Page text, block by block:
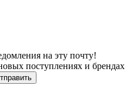
на эту почту!
поступлениях и брендах